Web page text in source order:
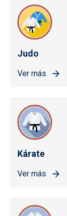
Judo
Ver más
Kárate
Ver más